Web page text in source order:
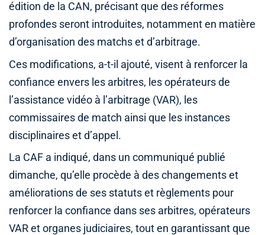
édition de la CAN, précisant que des réformes
profondes seront introduites, notamment en matière
d’organisation des matchs et d’arbitrage.
Ces modifications, a-t-il ajouté, visent à renforcer la
confiance envers les arbitres, les opérateurs de
l’assistance vidéo à l’arbitrage (VAR), les
commissaires de match ainsi que les instances
disciplinaires et d’appel.
La CAF a indiqué, dans un communiqué publié
dimanche, qu’elle procède à des changements et
améliorations de ses statuts et règlements pour
renforcer la confiance dans ses arbitres, opérateurs
VAR et organes judiciaires, tout en garantissant que